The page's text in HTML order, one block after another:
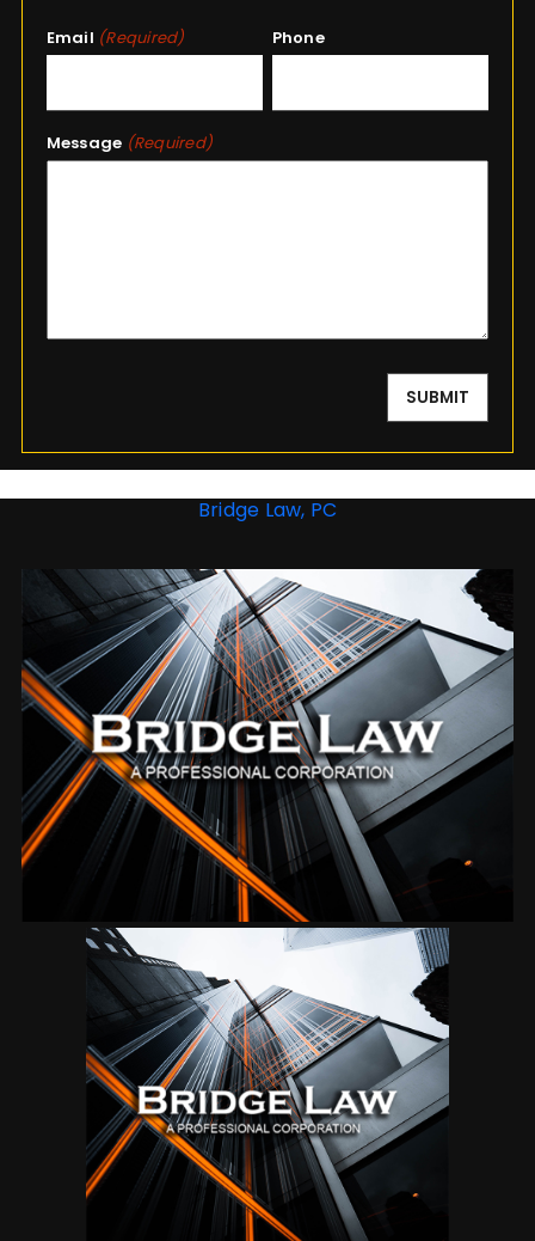
Email (Required) Phone
Message (Required)
Bridge Law, PC